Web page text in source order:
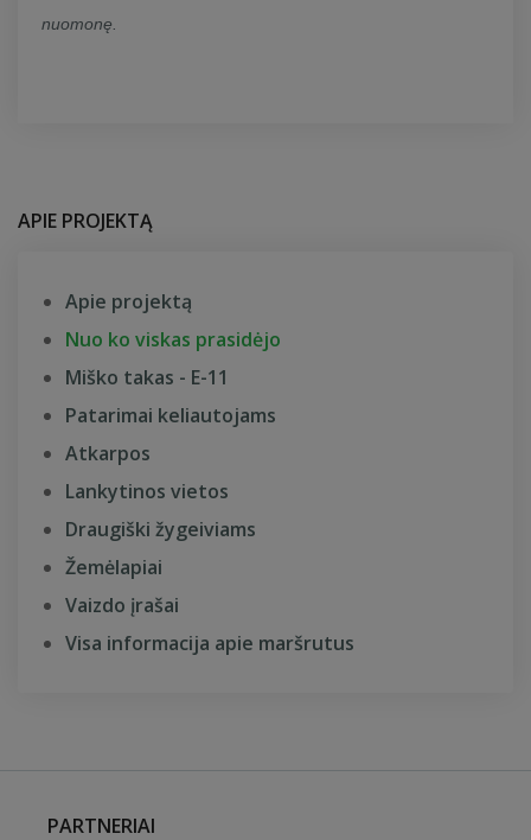
nuomonę.
APIE PROJEKTĄ
Apie projektą
Nuo ko viskas prasidėjo
Miško takas - E-11
Patarimai keliautojams
Atkarpos
Lankytinos vietos
Draugiški žygeiviams
Žemėlapiai
Vaizdo įrašai
Visa informacija apie maršrutus
PARTNERIAI